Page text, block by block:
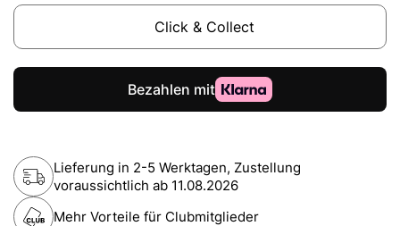
Click & Collect
Lieferung in 2-5 Werktagen, Zustellung
voraussichtlich ab 11.08.2026
Mehr Vorteile für Clubmitglieder